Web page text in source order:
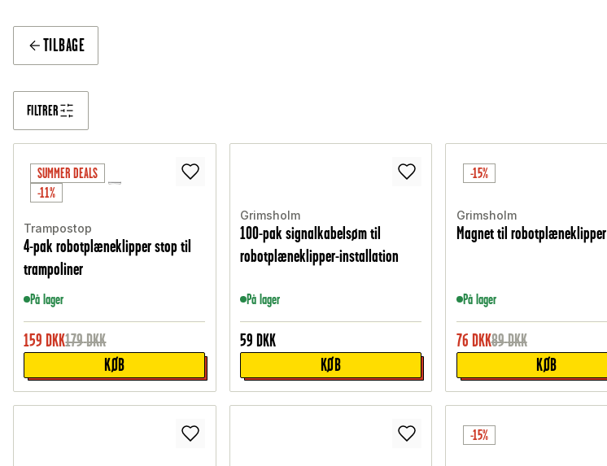
TILBAGE
FILTRER
SUMMER DEALS
-11%
Trampostop
4-pak robotplæneklipper stop til
trampoliner
På lager
159 DKK179DKK
KØB
Grimsholm
100-pak signalkabelsøm til
robotplæneklipper-installation
På lager
59 DKK
KØB
-15%
Grimsholm
Magnet til robotplæneklipper
På lager
76 DKK89DKK
KØB
-15%